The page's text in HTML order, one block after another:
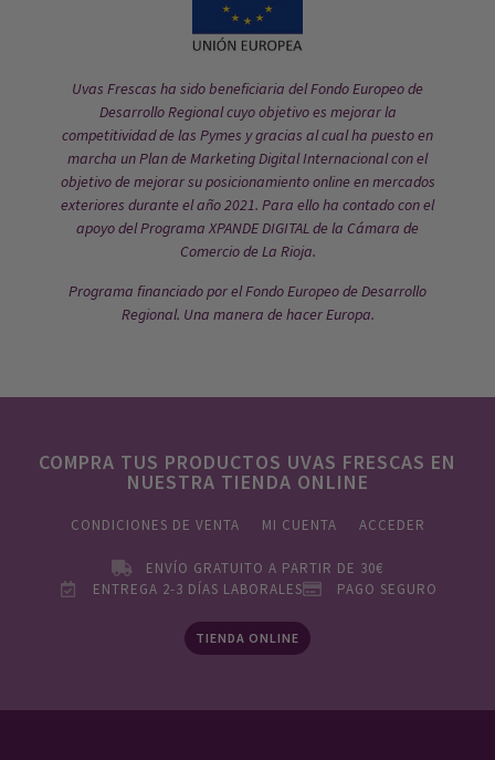
Uvas Frescas ha sido beneficiaria del Fondo Europeo de
Desarrollo Regional cuyo objetivo es mejorar la
competitividad de las Pymes y gracias al cual ha puesto en
marcha un Plan de Marketing Digital Internacional con el
objetivo de mejorar su posicionamiento online en mercados
exteriores durante el año 2021. Para ello ha contado con el
apoyo del Programa XPANDE DIGITAL de la Cámara de
Comercio de La Rioja.
Programa financiado por el Fondo Europeo de Desarrollo
Regional. Una manera de hacer Europa.
COMPRA TUS PRODUCTOS UVAS FRESCAS EN
NUESTRA TIENDA ONLINE
CONDICIONES DE VENTA MI CUENTA ACCEDER
ENVÍO GRATUITO A PARTIR DE 30€
ENTREGA 2-3 DÍAS LABORALES
PAGO SEGURO
TIENDA ONLINE